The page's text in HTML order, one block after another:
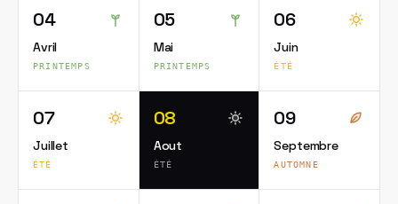
04
Avril
PRINTEMPS
05
Mai
PRINTEMPS
06
Juin
ÉTÉ
07
Juillet
ÉTÉ
08
Aout
ÉTÉ
09
Septembre
AUTOMNE